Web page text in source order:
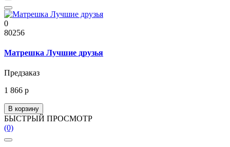
0
80256
Матрешка Лучшие друзья
Предзаказ
1 866 р
В корзину
БЫСТРЫЙ ПРОСМОТР
(0)